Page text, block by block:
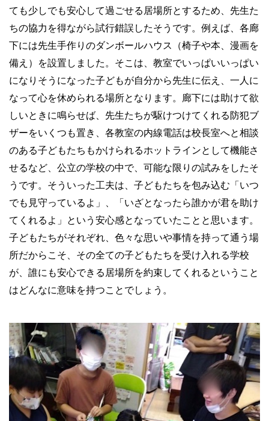
ても少しでも安心して過ごせる居場所とするため、先生た
ちの協力を得ながら試行錯誤したそうです。例えば、各廊
下には先生手作りのダンボールハウス（椅子や本、漫画を
備え）を設置しました。そこは、教室でいっぱいいっぱい
になりそうになった子どもが自分から先生に伝え、一人に
なって心を休められる場所となります。廊下には助けて欲
しいときに鳴らせば、先生たちが駆けつけてくれる防犯ブ
ザーをいくつも置き、各教室の内線電話は校長室へと相談
のある子どもたちもかけられるホットラインとして機能さ
せるなど、公立の学校の中で、可能な限りの試みをしたそ
うです。そういった工夫は、子どもたちを包み込む「いつ
でも見守っているよ」、「いざとなったら誰かが君を助け
てくれるよ」という安心感となっていたことと思います。
子どもたちがそれぞれ、色々な思いや事情を持って通う場
所だからこそ、その全ての子どもたちを受け入れる学校
が、誰にも安心できる居場所を約束してくれるということ
はどんなに意味を持つことでしょう。